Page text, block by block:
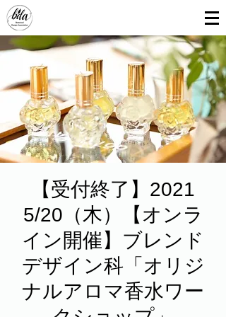
【受付終了】2021
5/20（木）【オンラ
イン開催】ブレンド
デザイン科「オリジ
ナルアロマ香水ワー